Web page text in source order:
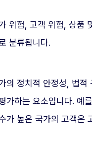
위험, 고객 위험, 상품
분류됩니다.
의 정치적 안정성, 법적
가하는 요소입니다. 예
가 높은 국가의 고객은